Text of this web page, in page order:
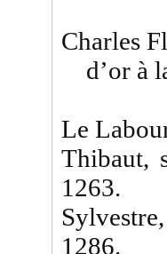
Charles
d’or à
Le
Thibaut,
1263.
1286.